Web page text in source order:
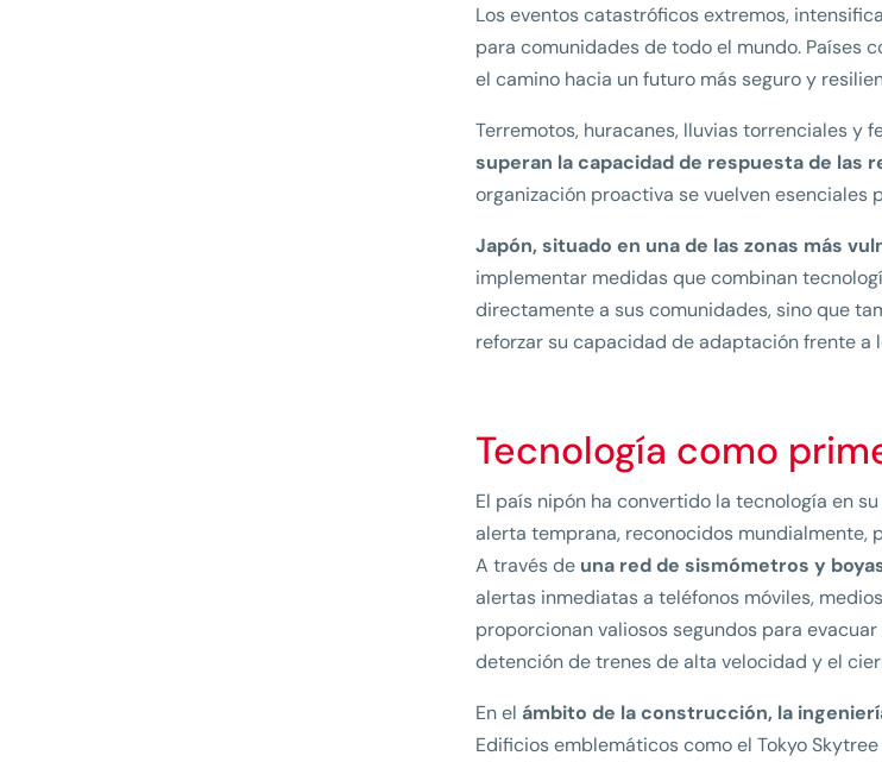
Los eventos catastróficos extremos,
para comunidades de todo el mundo. Países
el camino hacia un futuro más seguro y
Terremotos, huracanes, lluvias torrenciales y
superan la capacidad de respuesta de las
organización proactiva se vuelven esenciales
Japón, situado en una de las zonas más
implementar medidas que combinan
directamente a sus comunidades, sino que
reforzar su capacidad de adaptación frente
Tecnología como
El país nipón ha convertido la tecnología en
alerta temprana, reconocidos
A través de una red de sismómetros y
alertas inmediatas a teléfonos móviles,
proporcionan valiosos segundos para
detención de trenes de alta velocidad y el
En el ámbito de la construcción, la
Edificios emblemáticos como el Tokyo